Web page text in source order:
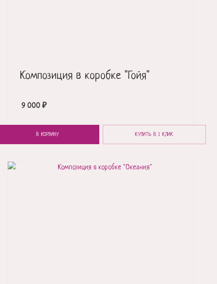
Композиция в коробке "Гойя"
9 000 ₽
В КОРЗИНУ КУПИТЬ В 1 КЛИК